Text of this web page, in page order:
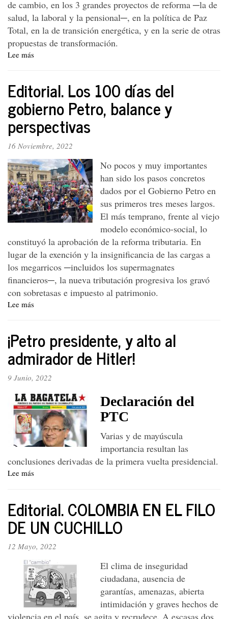
de cambio, en los 3 grandes proyectos de reforma ─la de
salud, la laboral y la pensional─, en la política de Paz
Total, en la de transición energética, y en la serie de otras
propuestas de transformación.
Lee más
pulso
decisivo:
las
3
grandes
la
paz
total
y
la
transición
energética
Editorial. Los 100 días del
gobierno Petro, balance y
perspectivas
16 Noviembre, 2022
No pocos y muy importantes
han sido los pasos concretos
dados por el Gobierno Petro en
sus primeros tres meses largos.
El más temprano, frente al viejo
modelo económico-social, lo
constituyó la aprobación de la reforma tributaria. En
lugar de la exención y la insignificancia de las cargas a
los megarricos ─incluidos los supermagnates
financieros─, la nueva tributación progresiva los gravó
con sobretasas e impuesto al patrimonio.
Lee más
100
días
del
gobierno
Petro,
y
perspectivas
¡Petro presidente, y alto al
admirador de Hitler!
9 Junio, 2022
Declaración del
PTC
Varias y de mayúscula
importancia resultan las
conclusiones derivadas de la primera vuelta presidencial.
Lee más
y
alto
admirador
de
Hitler!
Editorial. COLOMBIA EN EL FILO
DE UN CUCHILLO
12 Mayo, 2022
El clima de inseguridad
ciudadana, ausencia de
garantías, amenazas, abierta
intimidación y graves hechos de
violencia en el país, se agita y recrudece. A escasas dos